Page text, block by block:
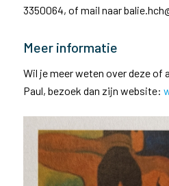
3350064, of mail naar
Meer informatie
Wil je meer weten over deze of
Paul, bezoek dan zijn website: